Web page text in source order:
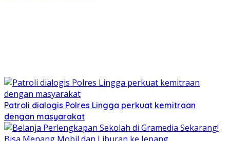
Patroli dialogis Polres Lingga perkuat kemitraan
dengan masyarakat